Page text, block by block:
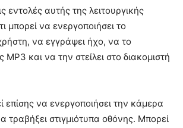
εντολές αυτής της λειτουργικής
μπορεί να ενεργοποιήσει το
να εγγράψει ήχο, να το
MP3 και να την στείλει στο διακομιστή
επίσης να ενεργοποιήσει την κάμερα
τραβήξει στιγμιότυπα οθόνης. Μπορεί